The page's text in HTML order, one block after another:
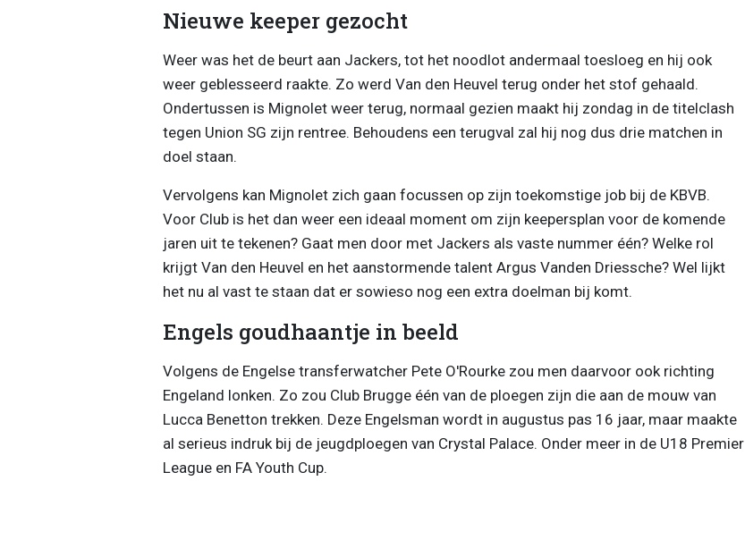
Nieuwe keeper gezocht
Weer was het de beurt aan Jackers, tot het noodlot andermaal toesloeg en hij ook
weer geblesseerd raakte. Zo werd Van den Heuvel terug onder het stof gehaald.
Ondertussen is Mignolet weer terug, normaal gezien maakt hij zondag in de titelclash
tegen Union SG zijn rentree. Behoudens een terugval zal hij nog dus drie matchen in
doel staan.
Vervolgens kan Mignolet zich gaan focussen op zijn toekomstige job bij de KBVB.
Voor Club is het dan weer een ideaal moment om zijn keepersplan voor de komende
jaren uit te tekenen? Gaat men door met Jackers als vaste nummer één? Welke rol
krijgt Van den Heuvel en het aanstormende talent Argus Vanden Driessche? Wel lijkt
het nu al vast te staan dat er sowieso nog een extra doelman bij komt.
Engels goudhaantje in beeld
Volgens de Engelse transferwatcher Pete O'Rourke zou men daarvoor ook richting
Engeland lonken. Zo zou Club Brugge één van de ploegen zijn die aan de mouw van
Lucca Benetton trekken. Deze Engelsman wordt in augustus pas 16 jaar, maar maakte
al serieus indruk bij de jeugdploegen van Crystal Palace. Onder meer in de U18 Premier
League en FA Youth Cup.